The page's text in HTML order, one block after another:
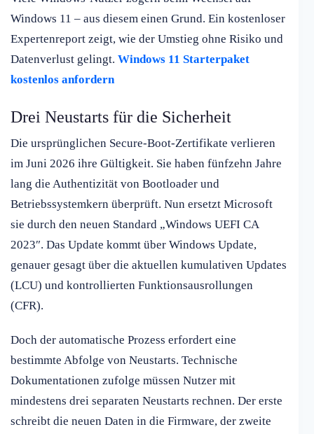
Windows 11 – aus diesem einen Grund. Ein kostenloser
Expertenreport zeigt, wie der Umstieg ohne Risiko und
Datenverlust gelingt. Windows 11 Starterpaket
kostenlos anfordern
Drei Neustarts für die Sicherheit
Die ursprünglichen Secure-Boot-Zertifikate verlieren
im Juni 2026 ihre Gültigkeit. Sie haben fünfzehn Jahre
lang die Authentizität von Bootloader und
Betriebssystemkern überprüft. Nun ersetzt Microsoft
sie durch den neuen Standard „Windows UEFI CA
2023″. Das Update kommt über Windows Update,
genauer gesagt über die aktuellen kumulativen Updates
(LCU) und kontrollierten Funktionsausrollungen
(CFR).
Doch der automatische Prozess erfordert eine
bestimmte Abfolge von Neustarts. Technische
Dokumentationen zufolge müssen Nutzer mit
mindestens drei separaten Neustarts rechnen. Der erste
schreibt die neuen Daten in die Firmware, der zweite